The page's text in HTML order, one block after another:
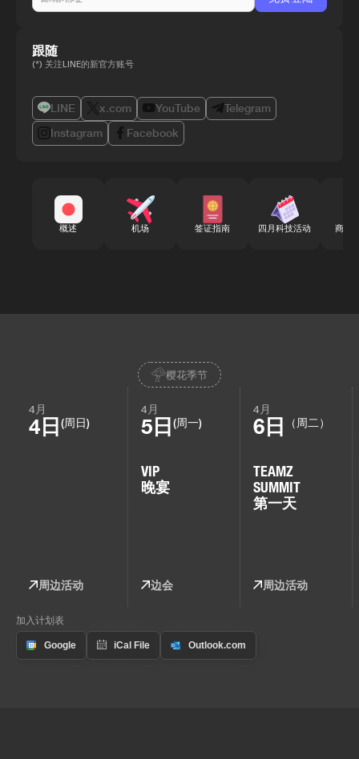
跟随
(*) 关注LINE的新官方账号
LINE x.com YouTube
Telegram
Instagram
Facebook
概述 机场 签证指南 四月科技活动 商务
樱花季节
4月
4日 (周日)
周边活动
4月
5日 (周一)
VIP
晚宴
边会
4月
6日 （周二）
TEAMZ
SUMMIT
第一天
周边活动
加入计划表